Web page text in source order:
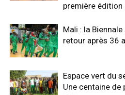
première édition
Mali : la
retour après 36
Espace vert du
Une centaine de